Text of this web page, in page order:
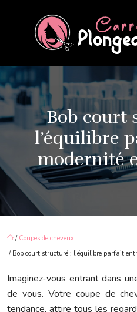
Bob court
l’équilibre
modernité
/ Coupes de cheveux
/ Bob court structuré : l’équilibre parfait
Imaginez-vous entrant dans
de vous. Votre coupe de
tendance, attire tous les